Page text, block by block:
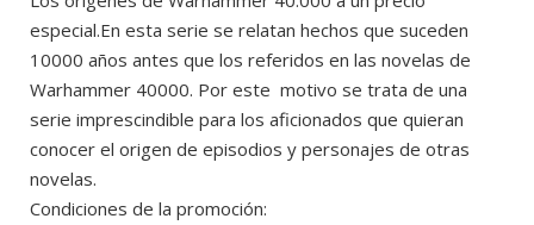
especial.En esta serie se relatan hechos que suceden
10000 años antes que los referidos en las novelas de
Warhammer 40000. Por este motivo se trata de una
serie imprescindible para los aficionados que quieran
conocer el origen de episodios y personajes de otras
novelas.
Condiciones de la promoción: